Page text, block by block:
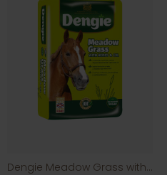
Dengie Meadow Grass with herbs